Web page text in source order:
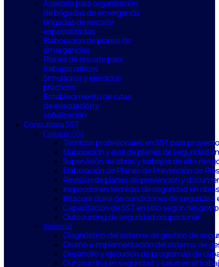
Asesoría para organización
de brigadas de emergencia
Brigadas de rescate
especializadas
Elaboración de planes de
emergencias
Planes de rescate para
trabajos críticos
Simulacros y ejercicios
prácticos
Establecimiento de rutas
de evacuación y
señalización
Consultoría SST
Construcción
Técnicos profesionales en SST para
Elaboración y aval de planes de seguridad
Supervisión de obras y trabajos de alto
Elaboración de Planes de Prevención de
Revisión de planes de prevención y
Inspecciones técnicas de seguridad en
Bitácora diaria de condiciones de seguridad
Capacitación de SST en sitio según riesgos
Outsourcing de seguridad ocupacional
Industrial
Diagnóstico del sistema de gestión de
Diseño e implementación del sistema de
Desarrollo y ejecución de programas de
Outsourcing en seguridad y salud en el